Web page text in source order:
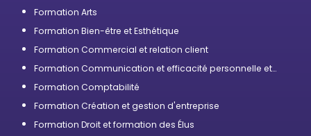
Formation Arts
Formation Bien-être et Esthétique
Formation Commercial et relation client
Formation Communication et efficacité personnelle et
Formation Comptabilité
Formation Création et gestion d'entreprise
Formation Droit et formation des Élus